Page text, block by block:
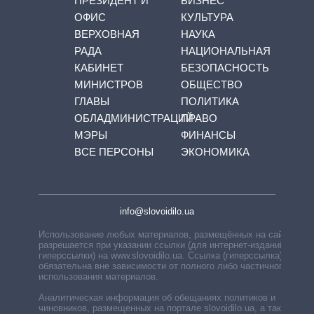
ОФИС
ВЕРХОВНАЯ
РАДА
КАБИНЕТ
МИНИСТРОВ
ГЛАВЫ
ОБЛАДМИНИСТРАЦИЙ
МЭРЫ
ВСЕ ПЕРСОНЫ
КУЛЬТУРА
НАУКА
НАЦИОНАЛЬНАЯ
БЕЗОПАСНОСТЬ
ОБЩЕСТВО
ПОЛИТИКА
ПРАВО
ФИНАНСЫ
ЭКОНОМИКА
info@slovoidilo.ua
Использование любых материалов, размещённых на сайте,
разрешается при указании ссылки (для интернет-изданий —
гиперссылки) на www.slovoidilo.ua. Ссылка (гиперссылка)
обязательна вне зависимости от полного либо частичного
использования материалов.
Аналитическая информация об обещаниях политиков и
чиновников, размещенных на портале slovoidilo.ua, а также